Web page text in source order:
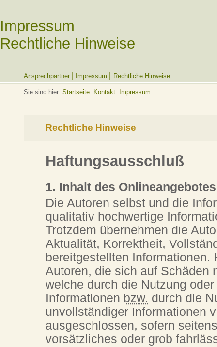
Impressum
Rechtliche Hinweise
Ansprechpartner Impressum Rechtliche Hinweise
Sie sind hier: Startseite: Kontakt: Impressum
Rechtliche Hinweise
Haftungsausschluß
1. Inhalt des Onlineangebotes
Die Autoren selbst und die
qualitativ hochwertige
Trotzdem übernehmen die
Aktualität, Korrektheit,
bereitgestellten
Autoren, die sich auf Schäden
welche durch die Nutzung
Informationen bzw. durch die
unvollständiger Informationen
ausgeschlossen, sofern
vorsätzliches oder grob